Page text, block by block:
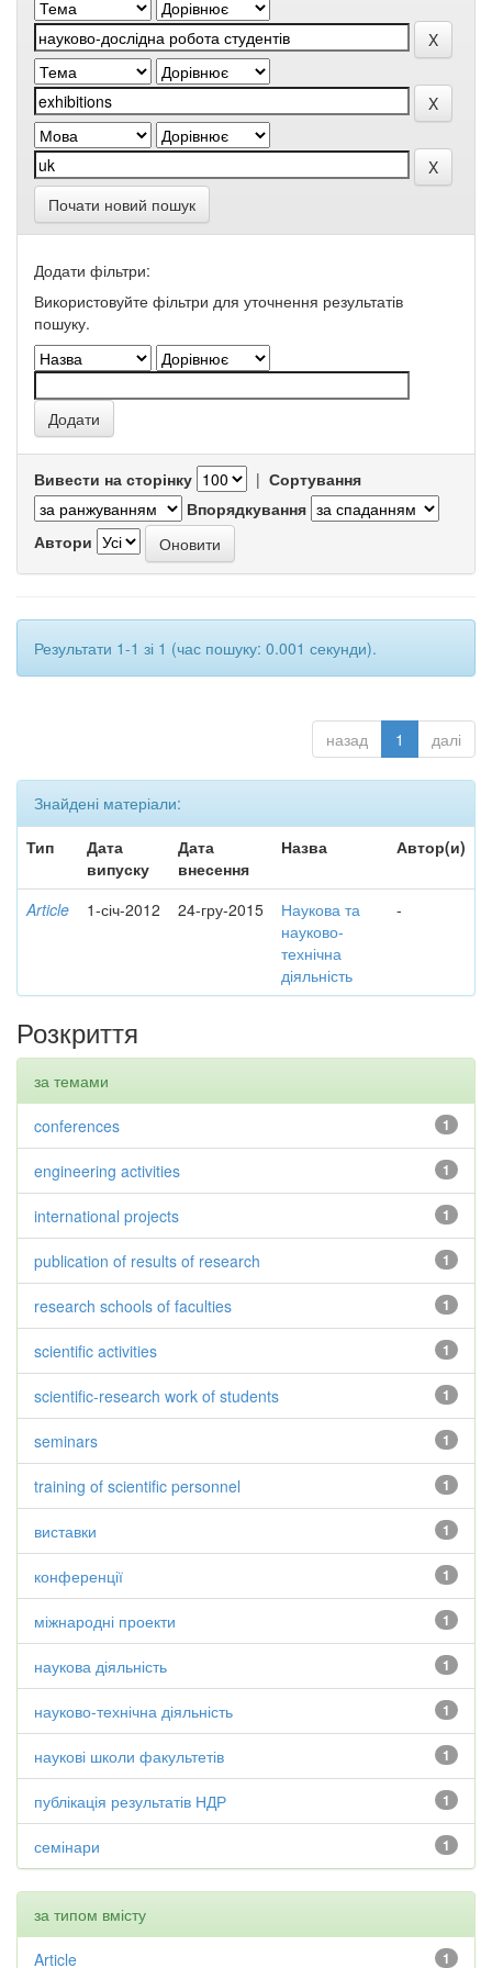
Почати новий пошук
Додати фільтри:
Використовуйте фільтри для уточнення результатів
пошуку.
Вивести на сторінку | Сортування
Впорядкування
Автори
Результати 1-1 зі 1 (час пошуку: 0.001 секунди).
назад 1 далі
Знайдені матеріали:
Тип
Дата
випуску
Дата
внесення
Назва Автор(и)
Article 1-січ-2012 24-гру-2015
Наукова та
науково-
технічна
діяльність
-
Розкриття
за темами
1
conferences
1
engineering activities
1
international projects
1
publication of results of research
1
research schools of faculties
1
scientific activities
1
scientific-research work of students
1
seminars
1
training of scientific personnel
1
виставки
1
конференції
1
міжнародні проекти
1
наукова діяльність
1
науково-технічна діяльність
1
наукові школи факультетів
1
публікація результатів НДР
1
семінари
за типом вмісту
1
Article